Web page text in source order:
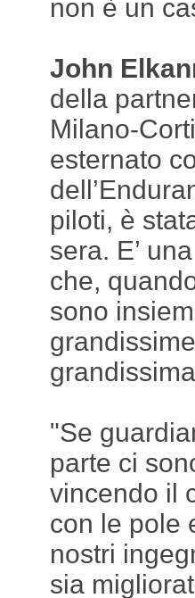
non è un
John
della
Milano-
esternato
piloti, è
sera. E’
che,
sono
"Se
parte ci
vincendo il
con le pole
nostri
sia